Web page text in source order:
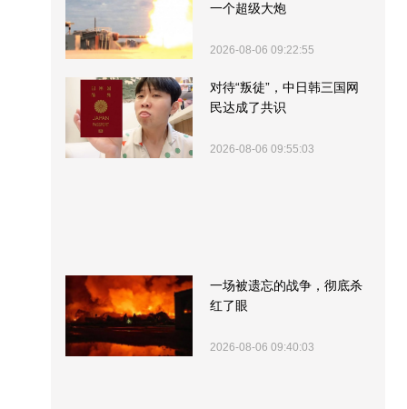
一个超级大炮
2026-08-06 09:22:55
对待“叛徒”，中日韩三国网
民达成了共识
2026-08-06 09:55:03
一场被遗忘的战争，彻底杀
红了眼
2026-08-06 09:40:03